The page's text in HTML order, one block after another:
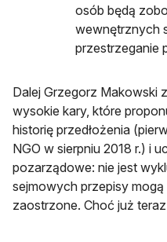
osób będą
wewnętrznych
przestrzeganie
Dalej Grzegorz Makowski
wysokie kary, które
historię przedłożenia
NGO w sierpniu 2018 r.) i
pozarządowe: nie jest
sejmowych przepisy
zaostrzone. Choć już